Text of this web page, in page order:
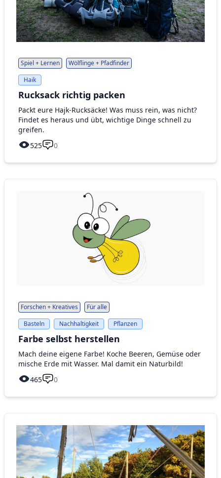
Spiel + Lernen
Wölflinge + Pfadfinder
Haik
Rucksack richtig packen
Packt eure Hajk-Rucksäcke! Was muss rein, was nicht?
Findet es heraus und übt, wichtige Dinge schnell zu
greifen.
525
0
Forschen + Kreatives
Für alle
Basteln
Nachhaltigkeit Pflanzen
Farbe selbst herstellen
Mach deine eigene Farbe! Koche Beeren, Gemüse oder
mische Erde mit Wasser. Mal damit ein Naturbild!
465
0